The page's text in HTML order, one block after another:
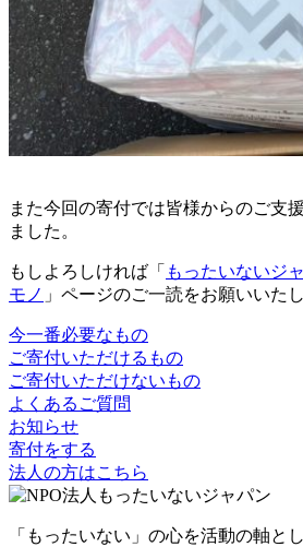
また今回の寄付では皆様からのご支
ました。
もしよろしければ「 もったいないジ
モノ 」ページのご一読をお願いいたし
今一番必要なもの
ご寄付いただけるもの
ご寄付いただけないもの
よくあるご質問
お知らせ
寄付をする
法人の方はこちら
「もったいない」の心を活動の軸と